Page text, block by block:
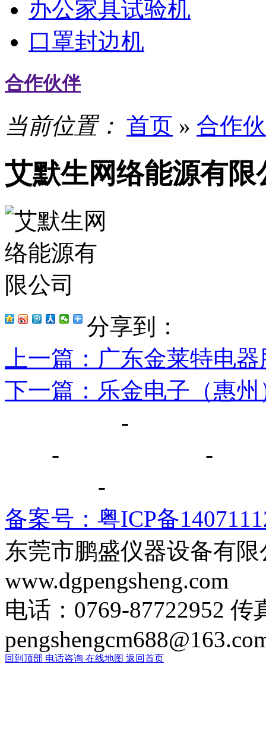
办公家具试验机
口罩封边机
合作伙伴
当前位置： 首页 » 合作
艾默生网络能源有限
分享到：
上一篇 ：广东金莱特电
下一篇 ：乐金电子（惠
-
- -
-
备案号：粤ICP备
东莞市鹏盛仪器设备有
www.dgpengsheng.com
电话：0769-87722952 传
回到顶部 电话咨询 在线地图 返回首页